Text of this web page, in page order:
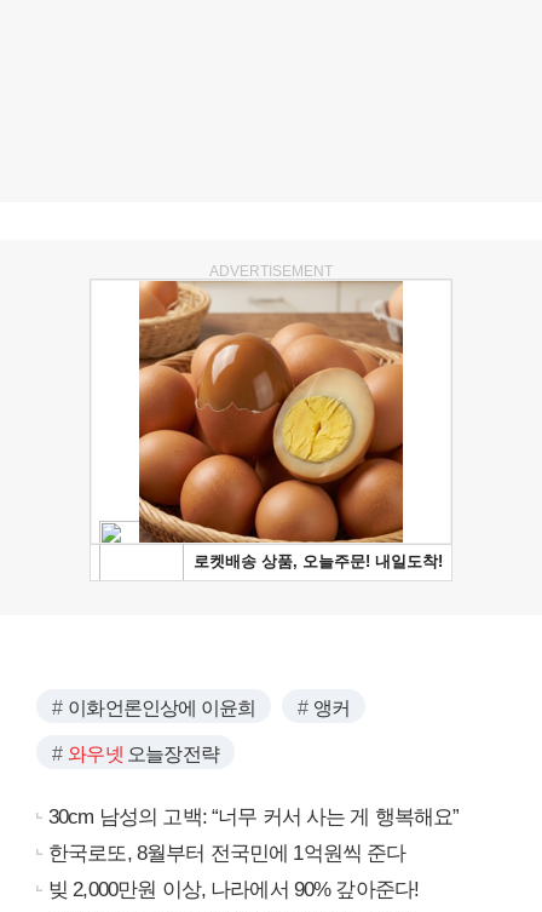
ADVERTISEMENT
이화언론인상에 이윤희 앵커
와우넷 오늘장전략
30cm 남성의 고백: “너무 커서 사는 게 행복해요”
한국로또, 8월부터 전국민에 1억원씩 준다
빚 2,000만원 이상, 나라에서 90% 갚아준다!